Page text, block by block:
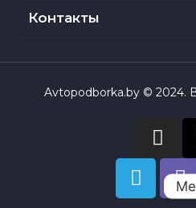
Контакты
Avtopodborka.by © 2024.